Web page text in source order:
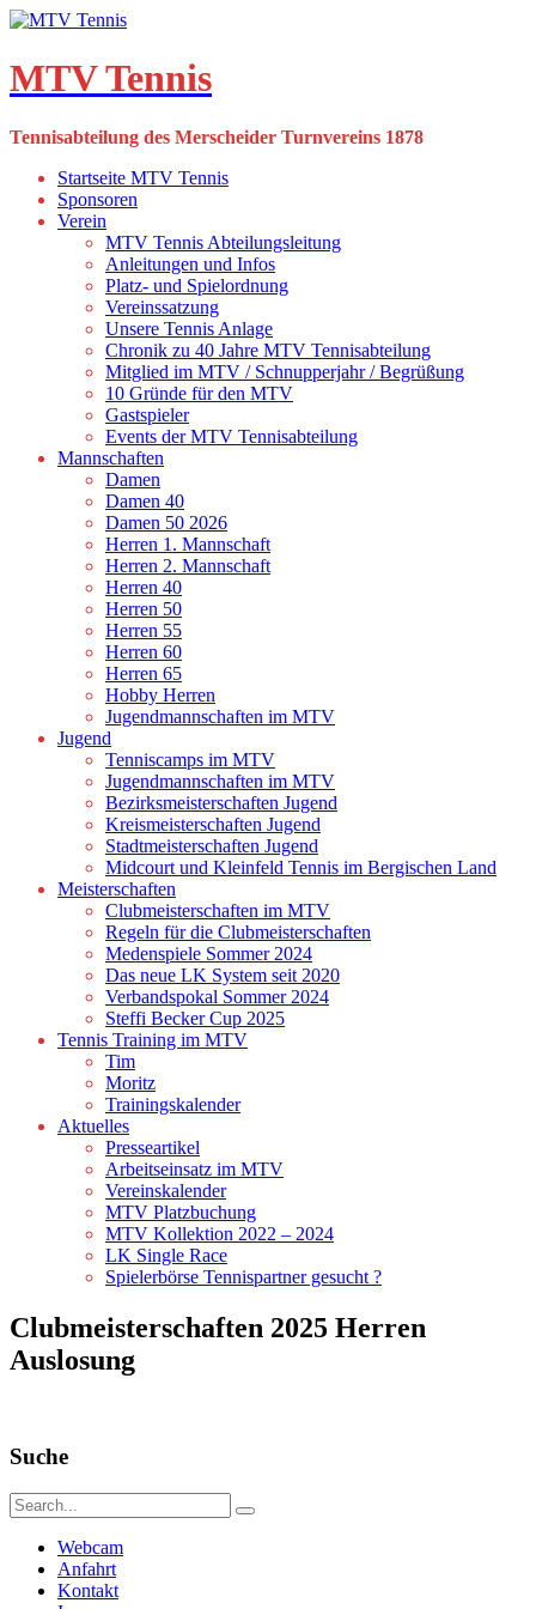
Skip
content
MTV Tennis
Tennisabteilung des Merscheider Turnvereins 1878
Startseite MTV Tennis
Sponsoren
Verein
MTV Tennis Abteilungsleitung
Anleitungen und Infos
Platz- und Spielordnung
Vereinssatzung
Unsere Tennis Anlage
Chronik zu 40 Jahre MTV Tennisabteilung
Mitglied im MTV / Schnupperjahr / Begrüßung
10 Gründe für den MTV
Gastspieler
Events der MTV Tennisabteilung
Mannschaften
Damen
Damen 40
Damen 50 2026
Herren 1. Mannschaft
Herren 2. Mannschaft
Herren 40
Herren 50
Herren 55
Herren 60
Herren 65
Hobby Herren
Jugendmannschaften im MTV
Jugend
Tenniscamps im MTV
Jugendmannschaften im MTV
Bezirksmeisterschaften Jugend
Kreismeisterschaften Jugend
Stadtmeisterschaften Jugend
Midcourt und Kleinfeld Tennis im Bergischen Land
Meisterschaften
Clubmeisterschaften im MTV
Regeln für die Clubmeisterschaften
Medenspiele Sommer 2024
Das neue LK System seit 2020
Verbandspokal Sommer 2024
Steffi Becker Cup 2025
Tennis Training im MTV
Tim
Moritz
Trainingskalender
Aktuelles
Presseartikel
Arbeitseinsatz im MTV
Vereinskalender
MTV Platzbuchung
MTV Kollektion 2022 – 2024
LK Single Race
Spielerbörse Tennispartner gesucht ?
Clubmeisterschaften 2025 Herren
Auslosung
Suche
Webcam
Anfahrt
Kontakt